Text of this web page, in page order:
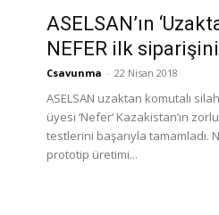
ASELSAN’ın
NEFER ilk siparişini
Csavunma - 22 Nisan 2018
ASELSAN uzaktan komutalı
üyesi ‘Nefer’ Kazakistan’ın
testlerini başarıyla tamamladı.
prototip üretimi...